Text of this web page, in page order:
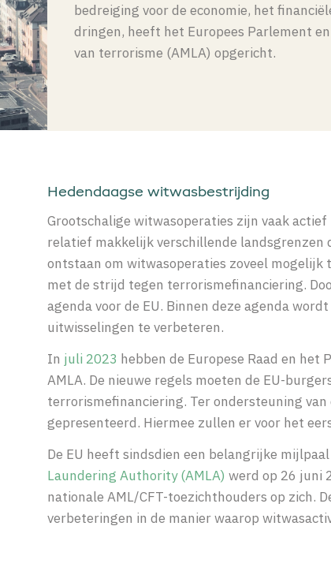
bedreiging voor de economie, het
dringen, heeft het Europees Parlement
van terrorisme (AMLA) opgericht.
Hedendaagse witwasbestrijding
Grootschalige witwasoperaties zijn vaak
relatief makkelijk verschillende
ontstaan om witwasoperaties zoveel mogelijk
met de strijd tegen terrorismefinanciering.
agenda voor de EU. Binnen deze agenda
uitwisselingen te verbeteren.
In juli 2023 hebben de Europese Raad en
AMLA. De nieuwe regels moeten de EU-
terrorisme­financiering. Ter ondersteuning
gepresenteerd. Hiermee zullen er voor het
De EU heeft sindsdien een belangrijke mijlpaal
Laundering Authority(AMLA) werd op 26 juni
nationale AML/CFT-toezichthouders op zich.
verbeteringen in de manier waarop